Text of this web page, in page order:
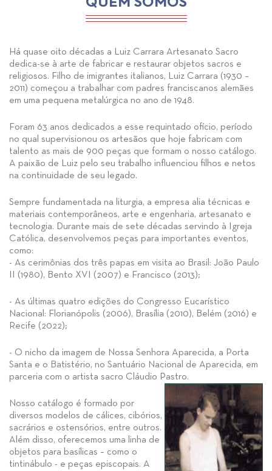
Há quase oito décadas a Luiz Carrara Artesanato Sacro
dedica-se à arte de fabricar e restaurar objetos sacros e
religiosos. Filho de imigrantes italianos, Luiz Carrara (1930 –
2011) começou a trabalhar com padres franciscanos alemães
em uma pequena metalúrgica no ano de 1948.
Foram 63 anos dedicados a esse requintado ofício, período
no qual supervisionou os artesãos que hoje fabricam com
talento as mais de 900 peças que formam o nosso catálogo.
A paixão de Luiz pelo seu trabalho influenciou filhos e netos
na continuidade de seu legado.
Sempre fundamentada na liturgia, a empresa alia técnicas e
materiais contemporâneos, arte e engenharia, artesanato e
tecnologia. Durante mais de sete décadas servindo à Igreja
Católica, desenvolvemos peças para importantes eventos,
como:
- As cerimônias dos três papas em visita ao Brasil: João Paulo
II (1980), Bento XVI (2007) e Francisco (2013);
- As últimas quatro edições do Congresso Eucarístico
Nacional: Florianópolis (2006), Brasília (2010), Belém (2016) e
Recife (2022);
- O nicho da imagem de Nossa Senhora Aparecida, a Porta
Santa e o Batistério, no Santuário Nacional de Aparecida, em
parceria com o artista sacro Cláudio Pastro.
Nosso catálogo é formado por
diversos modelos de cálices, cibórios,
sacrários e ostensórios, entre outros.
Além disso, oferecemos uma linha de
objetos para basílicas – como o
tintinábulo - e peças episcopais. A